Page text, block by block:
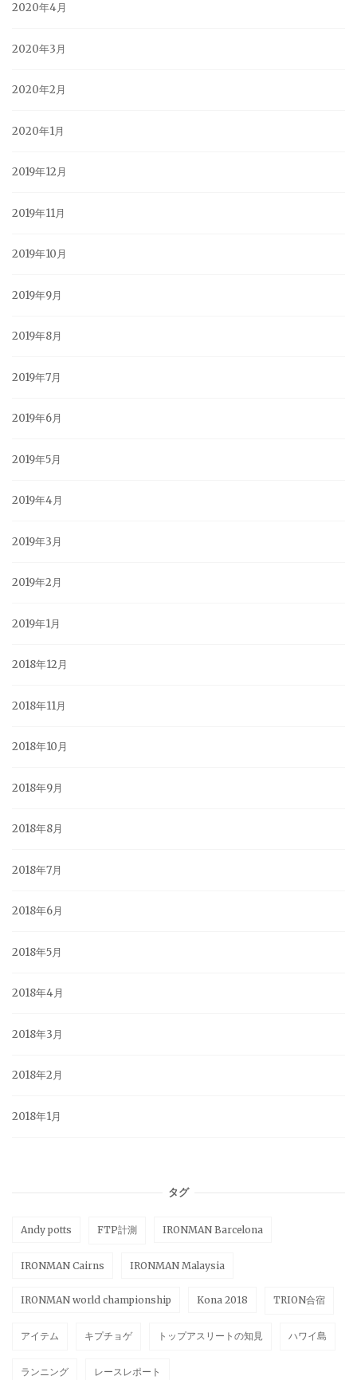
2020年4月
2020年3月
2020年2月
2020年1月
2019年12月
2019年11月
2019年10月
2019年9月
2019年8月
2019年7月
2019年6月
2019年5月
2019年4月
2019年3月
2019年2月
2019年1月
2018年12月
2018年11月
2018年10月
2018年9月
2018年8月
2018年7月
2018年6月
2018年5月
2018年4月
2018年3月
2018年2月
2018年1月
タグ
Andy potts FTP計測 IRONMAN Barcelona
IRONMAN Cairns IRONMAN Malaysia
IRONMAN world championship Kona 2018 TRION合宿
アイテム キプチョゲ トップアスリートの知見 ハワイ島
ランニング レースレポート